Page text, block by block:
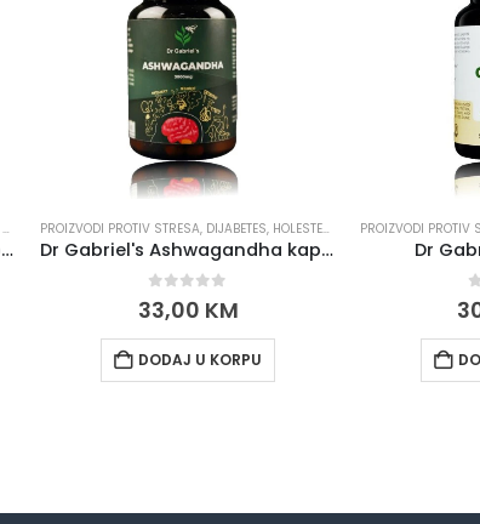
,PROIZVODI ZA SRCE I KRVNE ŽILE
Dr Gabriel's Ulje Bundeve u kapsulama 60 kom.
PROIZVODI PROTIV STRESA, DIJABETES, HOLESTEROL, PRITISAK ,PROIZVODI
Dr Gabriel's Ashwagandha kapsule
0 out of 5
33,00 KM
DODAJ U KORPU
PROIZVODI PROTIV
Dr
0